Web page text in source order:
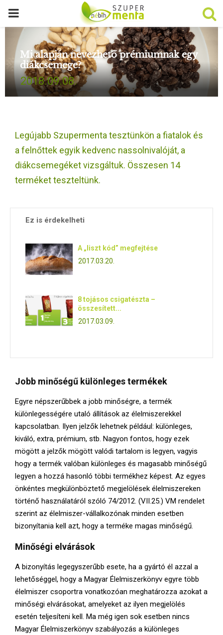
P
I
M
R
Y
Mi alapján nevezhető prémiumnak egy
diákcsemege?
2018.09.08.
Legújabb Szupermenta tesztünkön a fiatalok és
a felnőttek egyik kedvenc nassolnivalóját, a
diákcsemegéket vizsgáltuk. Összesen 14
terméket teszteltünk.
Ez is érdekelheti
A „liszt kód” megfejtése
2017.03.20.
8 tojásos csigatészta –
összesített...
2017.03.09.
Jobb minőségű különleges termékek
Egyre népszerűbbek a jobb minőségre, a termék
különlegességére utaló állítások az élelmiszerekkel
kapcsolatban. Ilyen jelzők lehetnek például: különleges,
kiváló, extra, prémium, stb. Nagyon fontos, hogy ezek
mögött a jelzők mögött valódi tartalom is legyen, vagyis
hogy a termék valóban különleges és magasabb minőségű
legyen a hozzá hasonló többi termékhez képest. Az egyes
önkéntes megkülönböztető megjelölések élelmiszereken
történő használatáról szóló 74/2012. (VII.25.) VM rendelet
szerint az élelmiszer-vállalkozónak minden esetben
bizonyítania kell azt, hogy a terméke magas minőségű.
Minőségi elvárások
A bizonyítás legegyszerűbb esete, ha a gyártó él azzal a
lehetőséggel, hogy a Magyar Élelmiszerkönyv egyre több
élelmiszer csoportra vonatkozóan meghatározza azokat a
minőségi elvárásokat, amelyeket az ilyen megjelölés
esetén teljesíteni kell. Ma még igen sok esetben nincs
Magyar Élelmiszerkönyv szabályozás a különleges